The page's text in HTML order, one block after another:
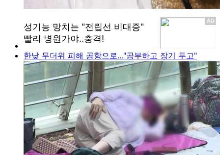
한낮 무더위 피해 공항으로…"공부하고 장기 두고"